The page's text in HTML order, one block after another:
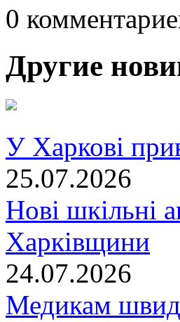
0
Другие
У Харкові
25.07.2026
Нові шкільні
Харківщини
24.07.2026
Медикам